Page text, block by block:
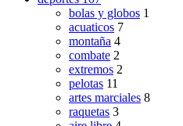
bolas y globos 1
acuaticos 7
montaña 4
combate 2
extremos 2
pelotas 11
artes marciales 8
raquetas 3